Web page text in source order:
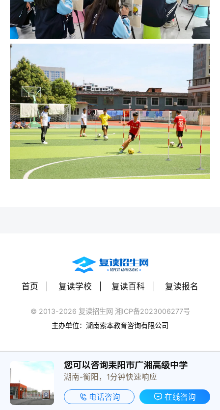
首页 复读学校 复读百科 复读报名
© 2013-2026 复读招生网 湘ICP备2023006277号
主办单位：湖南索本教育咨询有限公司
您可以咨询耒阳市广湘高级中学
湖南-衡阳，1分钟快速响应
电话咨询 在线咨询